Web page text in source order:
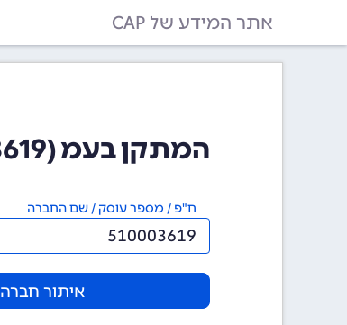
אתר המידע של CAP
המתקן בעמ (510003619)
ח"פ / מספר עוסק / שם החברה
איתור חברה